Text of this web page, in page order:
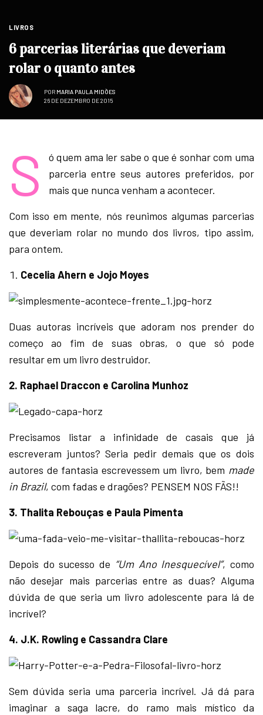
LIVROS
6 parcerias literárias que deveriam
rolar o quanto antes
POR MARIA PAULA MIDÕES
26 DE DEZEMBRO DE 2015
S
ó quem ama ler sabe o que é sonhar com uma
parceria entre seus autores preferidos, por
mais que nunca venham a acontecer.
Com isso em mente, nós reunimos algumas parcerias
que deveriam rolar no mundo dos livros, tipo assim,
para ontem.
Cecelia Ahern e Jojo Moyes
Duas autoras incríveis que adoram nos prender do
começo ao fim de suas obras, o que só pode
resultar em um livro destruidor.
2. Raphael Draccon e Carolina Munhoz
Precisamos listar a infinidade de casais que já
escreveram juntos? Seria pedir demais que os dois
autores de fantasia escrevessem um livro, bem made
in Brazil, com fadas e dragões? PENSEM NOS FÃS!!
3. Thalita Rebouças e Paula Pimenta
Depois do sucesso de “Um Ano Inesquecível”, como
não desejar mais parcerias entre as duas? Alguma
dúvida de que seria um livro adolescente para lá de
incrível?
4. J.K. Rowling e Cassandra Clare
Sem dúvida seria uma parceria incrível. Já dá para
imaginar a saga lacre, do ramo mais místico da